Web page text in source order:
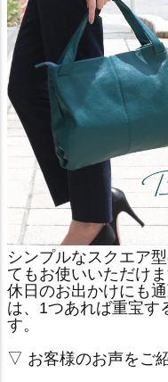
シンプルなスクエア
てもお使いいただけま
休日のお出かけにも
は、1つあれば重宝す
す。
▽ お客様のお声をご